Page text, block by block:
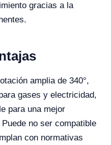
gracias a la
amplia de 340°,
gases y electricidad,
para una mejor
Puede no ser compatible
con normativas